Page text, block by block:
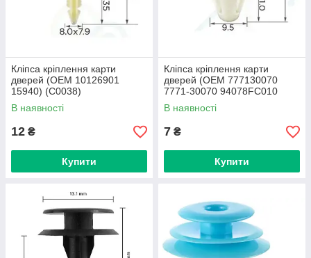
Кліпса кріплення карти
дверей (OEM 10126901
15940) (C0038)
В наявності
12 ₴
Купити
Кліпса кріплення карти
дверей (OEM 777130070
7771-30070 94078FC010
MB608410 6777132080)
(C0067)
В наявності
7 ₴
Купити